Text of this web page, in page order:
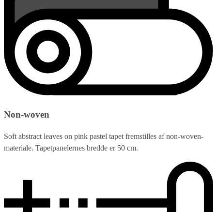
Non-woven
Soft abstract leaves on pink pastel tapet fremstilles af non-woven-
materiale. Tapetpanelernes bredde er 50 cm.